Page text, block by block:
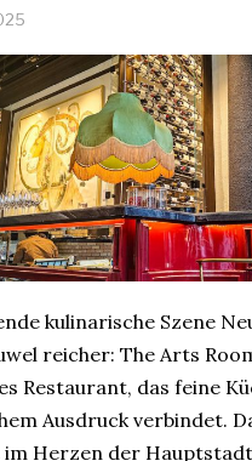
kulinarische Szene
reicher: The Arts
Restaurant, das feine
Ausdruck verbindet.
im Herzen der